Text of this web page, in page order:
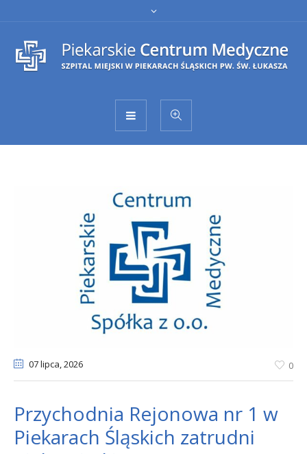
07 lipca, 2026 0
Przychodnia Rejonowa nr 1 w
Piekarach Śląskich zatrudni